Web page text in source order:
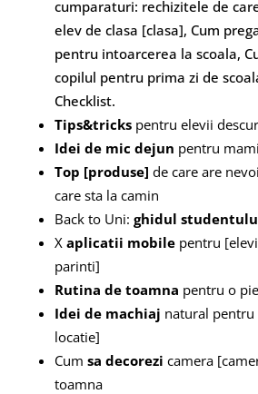
cumparaturi: rechizitele de
elev de clasa [clasa], Cum
pentru intoarcerea la scoala,
copilul pentru prima zi de
Checklist.
Tips&tricks pentru elevii
Idei de mic dejun pentru
Top [produse] de care are
care sta la camin
Back to Uni: ghidul
X aplicatii mobilepentru
parinti]
Rutina de toamna pentru o
Idei de machiaj natural pentru
locatie]
Cum sa decorezi camera
toamna